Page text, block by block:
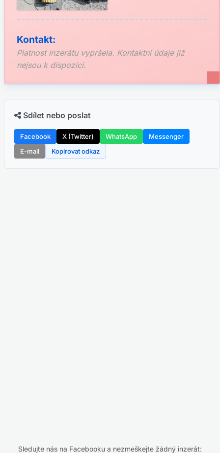
Kontakt:
Platnost inzerátu vypršela. Kontaktní údaje již
nejsou k dispozici.
Sdílet nebo poslat
Facebook X (Twitter) WhatsApp
Messenger
E-mail
Kopírovat odkaz
Sledujte nás na Facebooku a nezmeškejte žádný inzerát: